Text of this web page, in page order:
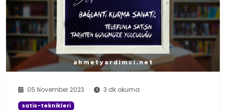
05 November 2023 3 dk okuma
satis-teknikleri